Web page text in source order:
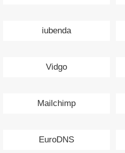
iubenda
Vidgo
Mailchimp
EuroDNS